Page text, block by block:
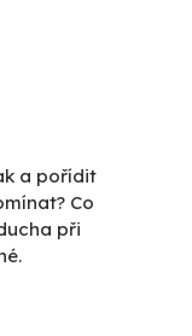
a pořídit
Co
při